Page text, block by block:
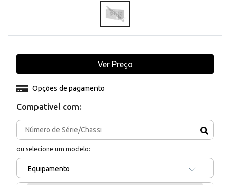
Compativel com:
ou selecione um modelo:
Equipamento
Opções de pagamento
Ver Preço